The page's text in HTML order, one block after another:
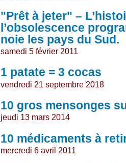
"Prêt à jeter" –
l’obsolescence
noie les pays du Sud.
samedi 5 février 2011
1 patate = 3 cocas
vendredi 21 septembre 2018
10 gros mensonges
jeudi 13 mars 2014
10 médicaments à
mercredi 6 avril 2011